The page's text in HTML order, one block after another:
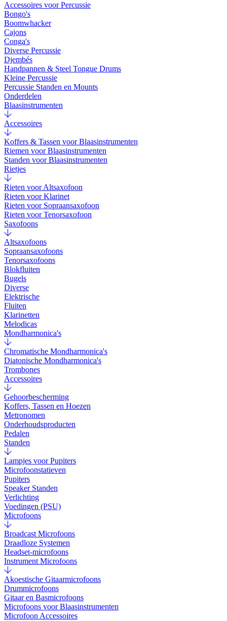
Accessoires voor Percussie
Bongo's
Boomwhacker
Cajons
Conga's
Diverse Percussie
Djembés
Handpannen & Steel Tongue Drums
Kleine Percussie
Percussie Standen en Mounts
Onderdelen
Blaasinstrumenten
Accessoires
Koffers & Tassen voor Blaasinstrumenten
Riemen voor Blaasinstrumenten
Standen voor Blaasinstrumenten
Rietjes
Rieten voor Altsaxofoon
Rieten voor Klarinet
Rieten voor Sopraansaxofoon
Rieten voor Tenorsaxofoon
Saxofoons
Altsaxofoons
Sopraansaxofoons
Tenorsaxofoons
Blokfluiten
Bugels
Diverse
Elektrische
Fluiten
Klarinetten
Melodicas
Mondharmonica's
Chromatische Mondharmonica's
Diatonische Mondharmonica's
Trombones
Accessoires
Gehoorbescherming
Koffers, Tassen en Hoezen
Metronomen
Onderhoudsproducten
Pedalen
Standen
Lampjes voor Pupiters
Microfoonstatieven
Pupiters
Speaker Standen
Verlichting
Voedingen (PSU)
Microfoons
Broadcast Microfoons
Draadloze Systemen
Headset-microfoons
Instrument Microfoons
Akoestische Gitaarmicrofoons
Drummicrofoons
Gitaar en Basmicrofoons
Microfoons voor Blaasinstrumenten
Microfoon Accessoires